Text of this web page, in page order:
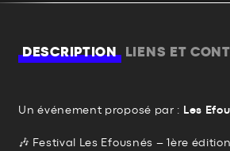
DESCRIPTION LIENS ET
Un événement proposé par : Les
🎶 Festival Les Efousnés – 1ère édition